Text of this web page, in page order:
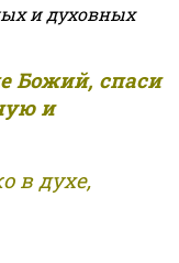
и духовных
Божий, спаси
и
в духе,